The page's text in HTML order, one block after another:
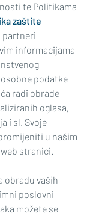
Suradnici
te Politikama
zaštite
partneri
informacijama
podatke
radi obrade
oglasa,
i sl. Svoje
u našim
stranici.
obradu vaših
poslovni
možete se